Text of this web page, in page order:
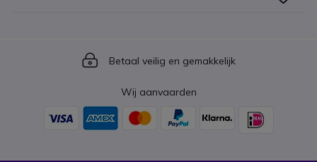
Icon
Betaal veilig en gemakkelijk
Wij aanvaarden